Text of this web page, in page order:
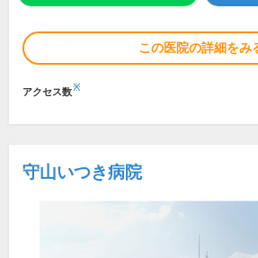
この医院の詳細をみ
アクセス数※
守山いつき病院